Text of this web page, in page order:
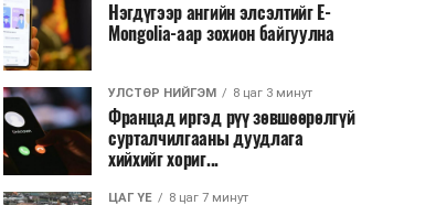
Нэгдүгээр ангийн элсэлтийг E-
Mongolia-аар зохион байгуулна
УЛСТӨР НИЙГЭМ 8 цаг 3 минут
Францад иргэд рүү зөвшөөрөлгүй
сурталчилгааны дуудлага
хийхийг хориг...
ЦАГ ҮЕ 8 цаг 7 минут